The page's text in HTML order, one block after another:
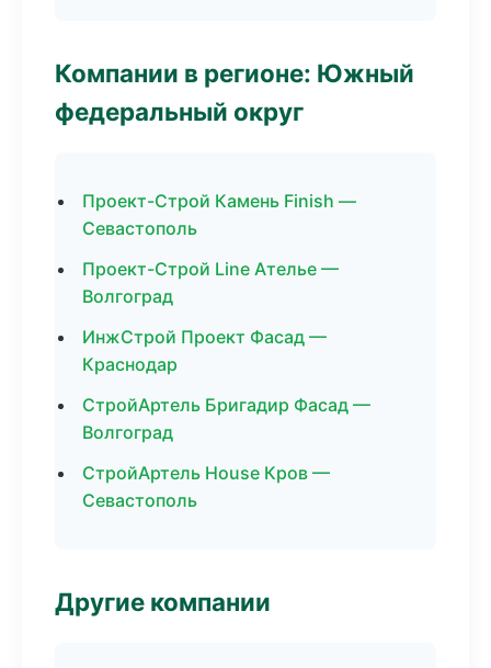
Компании в регионе: Южный
федеральный округ
Проект-Строй Камень Finish —
Севастополь
Проект-Строй Line Ателье —
Волгоград
ИнжСтрой Проект Фасад —
Краснодар
СтройАртель Бригадир Фасад —
Волгоград
СтройАртель House Кров —
Севастополь
Другие компании